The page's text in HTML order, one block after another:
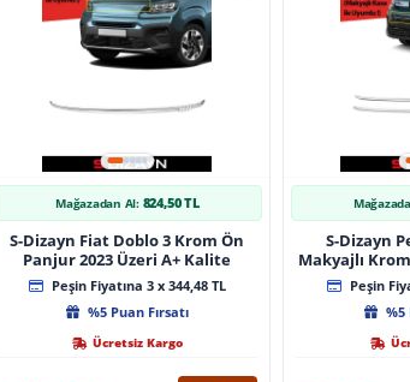
Mağazadan Al: 824,50 TL
S-Dizayn Fiat Doblo 3 Krom Ön
Panjur 2023 Üzeri A+ Kalite
Peşin Fiyatına 3 x 344,48 TL
%5 Puan Fırsatı
Ücretsiz Kargo
S-Dizayn
Makyajlı
2 PrçPeşin
%5